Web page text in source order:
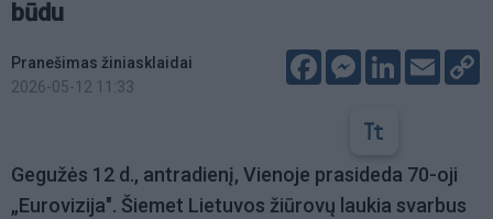
būdu
Pranešimas žiniasklaidai
2026-05-12 11:33
FacebookMessenger
LinkedIn
Email
Gegužės 12 d., antradienį, Vienoje prasideda 70-oji
„Eurovizija". Šiemet Lietuvos žiūrovų laukia svarbus